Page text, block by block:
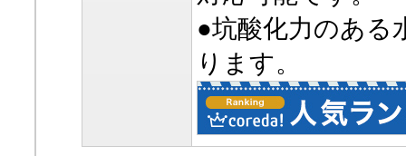
●坑酸化力のある
ります。